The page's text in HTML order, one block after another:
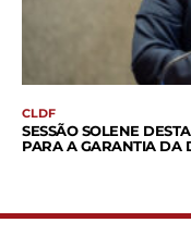
CLDF
SESSÃO SOLENE
PARA A GARANTIA DA